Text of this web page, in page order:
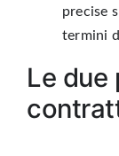
precise
termini
Le due